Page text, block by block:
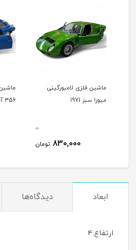
ماشین فلزی لامبورگینی
میورا سبز 1971
0
830,000 تومان
356 آبی
ابعاد دیدگاه‌ها
ارتفاع:4